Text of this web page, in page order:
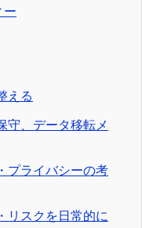
ー
える
守、データ移転メ
プライバシーの考
リスクを日常的に